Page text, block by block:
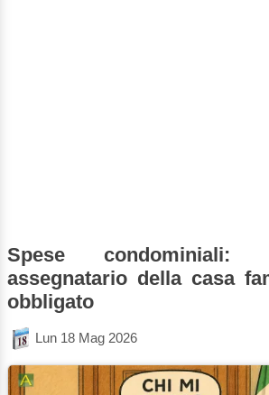
Spese
assegnatario della casa
obbligato
Lun 18 Mag 2026